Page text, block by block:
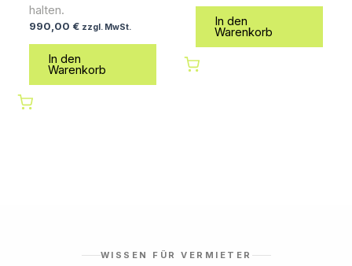
halten.
990,00 € zzgl. MwSt.
In den
Warenkorb
In den
Warenkorb
WISSEN FÜR VERMIETER